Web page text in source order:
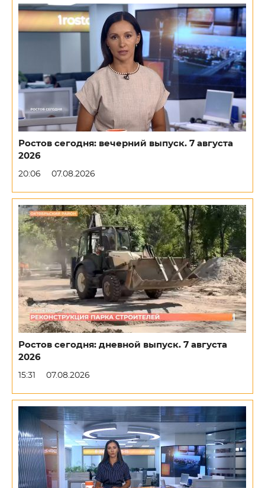
Ростов сегодня: вечерний выпуск. 7 августа
2026
20:06 07.08.2026
Ростов сегодня: дневной выпуск. 7 августа
2026
15:31 07.08.2026